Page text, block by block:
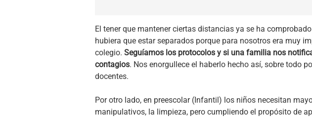
El tener que mantener ciertas distancias ya se ha
hubiera que estar separados porque para nosotros era muy
colegio. Seguíamos los protocolos y si una familia nos
contagios. Nos enorgullece el haberlo hecho así, sobre todo
docentes.
Por otro lado, en preescolar (Infantil) los niños necesitan
manipulativos, la limpieza, pero cumpliendo el propósito de